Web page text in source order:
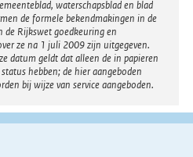
waterschapsblad en blad
de formele bekendmakingen in de
de Rijkswet goedkeuring en
ze na 1 juli 2009 zijn uitgegeven.
datum geldt dat alleen de in papieren
hebben; de hier aangeboden
bij wijze van service aangeboden.